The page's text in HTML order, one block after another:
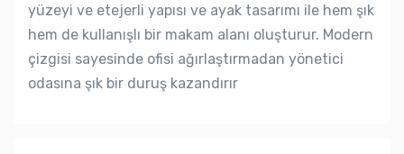
yüzeyi ve etejerli yapısı ve ayak tasarımı ile hem şık
hem de kullanışlı bir makam alanı oluşturur. Modern
çizgisi sayesinde ofisi ağırlaştırmadan yönetici
odasına şık bir duruş kazandırır